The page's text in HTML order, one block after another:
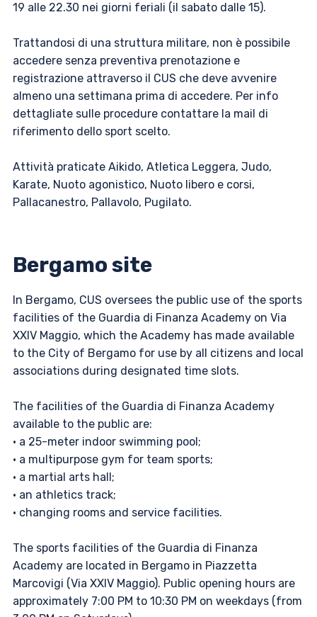
19 alle 22.30 nei giorni feriali (il sabato dalle 15).
Trattandosi di una struttura militare, non è possibile
accedere senza preventiva prenotazione e
registrazione attraverso il CUS che deve avvenire
almeno una settimana prima di accedere. Per info
dettagliate sulle procedure contattare la mail di
riferimento dello sport scelto.
Attività praticate Aikido, Atletica Leggera, Judo,
Karate, Nuoto agonistico, Nuoto libero e corsi,
Pallacanestro, Pallavolo, Pugilato.
Bergamo site
In Bergamo, CUS oversees the public use of the sports
facilities of the Guardia di Finanza Academy on Via
XXIV Maggio, which the Academy has made available
to the City of Bergamo for use by all citizens and local
associations during designated time slots.
The facilities of the Guardia di Finanza Academy
available to the public are:
• a 25-meter indoor swimming pool;
• a multipurpose gym for team sports;
• a martial arts hall;
• an athletics track;
• changing rooms and service facilities.
The sports facilities of the Guardia di Finanza
Academy are located in Bergamo in Piazzetta
Marcovigi (Via XXIV Maggio). Public opening hours are
approximately 7:00 PM to 10:30 PM on weekdays (from